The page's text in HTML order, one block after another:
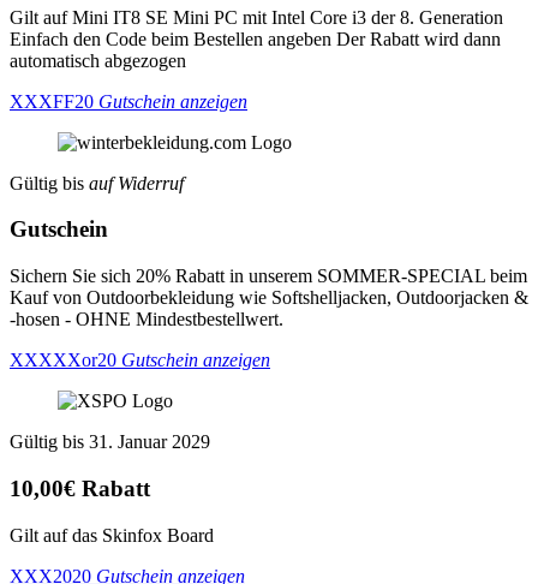
Gilt auf Mini IT8 SE Mini PC mit Intel Core i3 der 8. Generation
Einfach den Code beim Bestellen angeben Der Rabatt wird dann
automatisch abgezogen
XXXFF20 Gutschein anzeigen
Gültig bis auf Widerruf
Gutschein
Sichern Sie sich 20% Rabatt in unserem SOMMER-SPECIAL beim
Kauf von Outdoorbekleidung wie Softshelljacken, Outdoorjacken &
-hosen - OHNE Mindestbestellwert.
XXXXXor20 Gutschein anzeigen
Gültig bis 31. Januar 2029
10,00€ Rabatt
Gilt auf das Skinfox Board
XXX2020 Gutschein anzeigen